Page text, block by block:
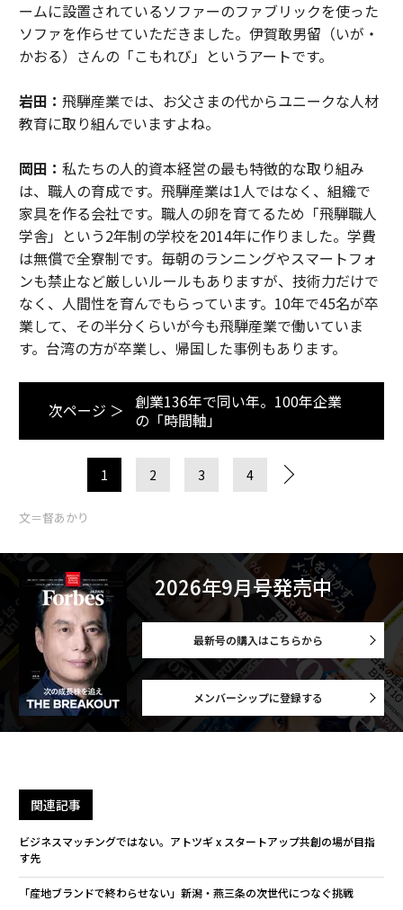
ームに設置されているソファーのファブリックを使った
ソファを作らせていただきました。伊賀敢男留（いが・
かおる）さんの「こもれび」というアートです。
岩田： 飛騨産業では、お父さまの代からユニークな人材
教育に取り組んでいますよね。
岡田： 私たちの人的資本経営の最も特徴的な取り組み
は、職人の育成です。飛騨産業は1人ではなく、組織で
家具を作る会社です。職人の卵を育てるため「飛騨職人
学舎」という2年制の学校を2014年に作りました。学費
は無償で全寮制です。毎朝のランニングやスマートフォ
ンも禁止など厳しいルールもありますが、技術力だけで
なく、人間性を育んでもらっています。10年で45名が卒
業して、その半分くらいが今も飛騨産業で働いていま
す。台湾の方が卒業し、帰国した事例もあります。
次ページ ＞
創業136年で同い年。100年企業
の「時間軸」
1 2 3 4
文＝督あかり
2026年9月号発売中
最新号の購入はこちらから
メンバーシップに登録する
関連記事
ビジネスマッチングではない。アトツギ x スタートアップ共創の場が目指
す先
「産地ブランドで終わらせない」新潟・燕三条の次世代につなぐ挑戦